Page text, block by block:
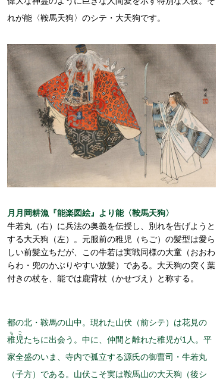
れが能〈鞍馬天狗〉のシテ・大天狗です。
月月岡耕漁『能楽図絵』より能〈鞍馬天狗〉
牛若丸（右）に兵法の奥義を伝授し、別れを告げようと
する大天狗（左）。元服前の稚児（ちご）の髪型は愛ら
しい前髪立ちだが、この牛若は実戦同様の大童（おおわ
らわ・兜のかぶりやすい放髪）である。大天狗の突く葉
付きの杖を、能では鹿背杖（かせづえ）と称する。
都の北・鞍馬の山中。現れた山伏（前シテ）は花見の
稚児
ちご
たちに出会う。中に、仲間と離れた稚児が1人。平
家全盛のいま、寺内で孤立する源氏の御曹司・牛若丸
（子方）である。山伏こそ実は鞍馬山の大天狗（後シ